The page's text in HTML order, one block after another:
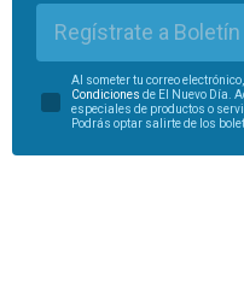
Regístrate a Boletín
Al someter tu correo
Condiciones de El Nuevo Día.
especiales de productos o
Podrás optar salirte de los